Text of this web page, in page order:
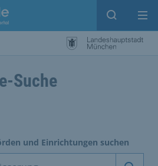
Suche
Suche
und Einrichtungen suchen